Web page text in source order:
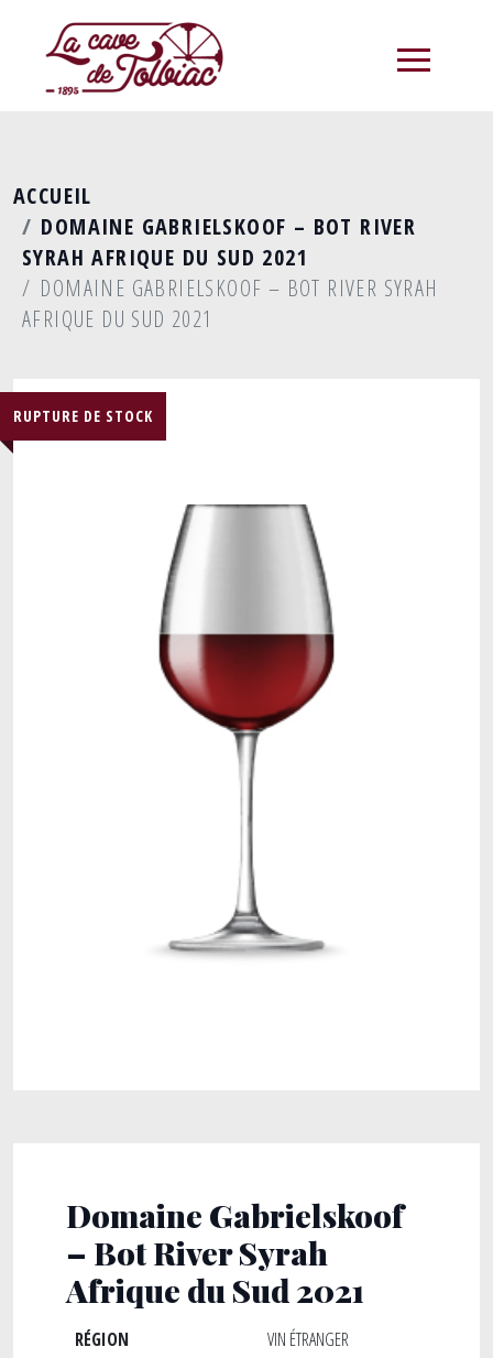
ACCUEIL
DOMAINE GABRIELSKOOF – BOT RIVER
SYRAH AFRIQUE DU SUD 2021
DOMAINE GABRIELSKOOF – BOT RIVER SYRAH
AFRIQUE DU SUD 2021
RUPTURE DE STOCK
Domaine Gabrielskoof
– Bot River Syrah
Afrique du Sud 2021
RÉGION
VIN ÉTRANGER